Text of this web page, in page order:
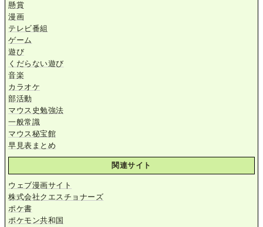
懸賞
漫画
テレビ番組
ゲーム
遊び
くだらない遊び
音楽
カラオケ
部活動
マウス史勉強法
一般常識
マウス秘宝館
早見表まとめ
関連サイト
ウェブ漫画サイト
株式会社クエスチョナーズ
ポケ書
ポケモン共和国